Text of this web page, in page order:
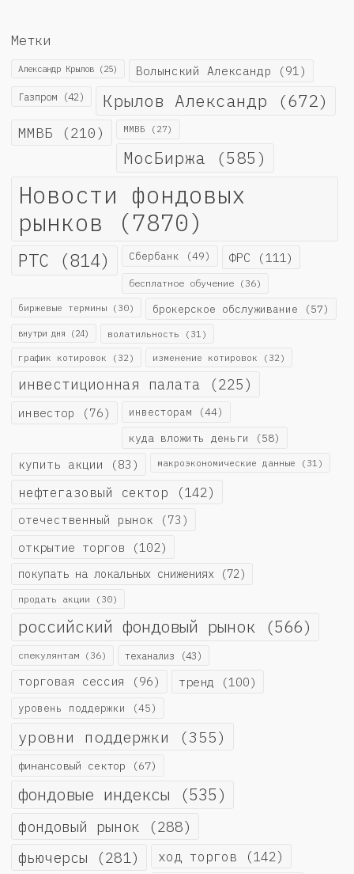
Метки
Александр Крылов (25) Волынский Александр (91)
Газпром (42) Крылов Александр (672)
ММВБ (210) ММВБ (27)
МосБиржа (585)
Новости фондовых
рынков (7870)
РТС (814) Сбербанк (49) ФРС (111)
бесплатное обучение (36)
биржевые термины (30) брокерское обслуживание (57)
внутри дня (24) волатильность (31)
график котировок (32) изменение котировок (32)
инвестиционная палата (225)
инвестор (76) инвесторам (44)
куда вложить деньги (58)
купить акции (83) макроэкономические данные (31)
нефтегазовый сектор (142)
отечественный рынок (73)
открытие торгов (102)
покупать на локальных снижениях (72)
продать акции (30)
российский фондовый рынок (566)
спекулянтам (36) теханализ (43)
торговая сессия (96) тренд (100)
уровень поддержки (45)
уровни поддержки (355)
финансовый сектор (67)
фондовые индексы (535)
фондовый рынок (288)
фьючерсы (281) ход торгов (142)